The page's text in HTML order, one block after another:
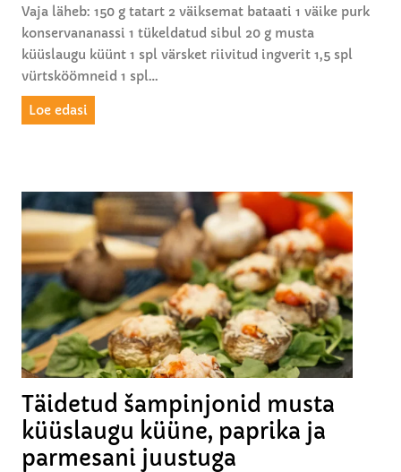
t
a
k
ü
s
u
g
a
Vaja läheb: 150 g tatart 2 väiksemat bataati 1 väike purk
konservananassi 1 tükeldatud sibul 20 g musta
küüslaugu küünt 1 spl värsket riivitud ingverit 1,5 spl
vürtsköömneid 1 spl…
Loe edasi
a
-
a
t
a
a
d
i
u
s
t
Täidetud šampinjonid musta
küüslaugu küüne, paprika ja
parmesani juustuga